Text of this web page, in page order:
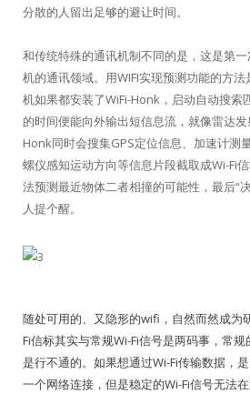
分散的人留出足够的避让时间。
和传统特殊的通讯机制不同的是，这是第
机的通讯领域。用WIFI实现预测功能的方
机如果都安装了WiFi-Honk，启动自动搜索
的时间便能向外输出短信息流，就像雷达
Honk同时会搜集GPS定位信息、加速计测
螺仪感知运动方向等信息片段截取成Wi-Fi
法预测最近物体二者相撞的可能性，最后“
人提个醒。
随处可用的、又隐形的wifi，自然而然成为
Fi信标其实与常规Wi-Fi信号是两码事，常
是行不通的。如果想通过Wi-Fi传输数据，
一个网络连接，但是稳定的Wi-Fi信号无法